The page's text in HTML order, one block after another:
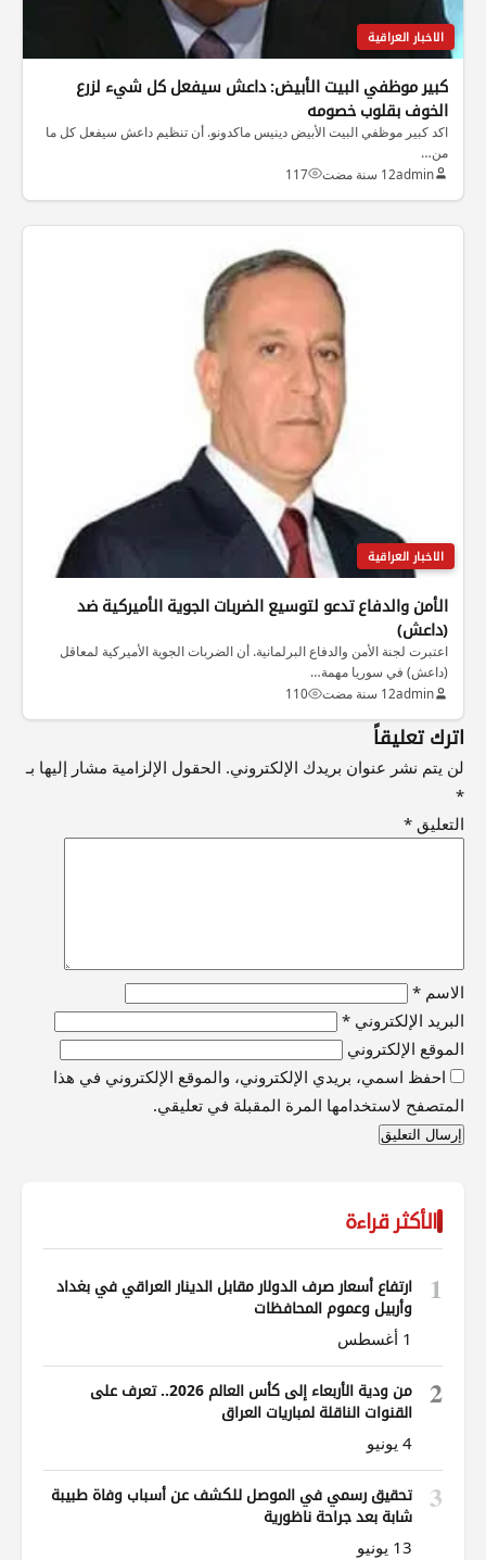
الاخبار العراقية
كبير موظفي البيت الأبيض: داعش سيفعل كل شيء لزرع
الخوف بقلوب خصومه
اكد كبير موظفي البيت الأبيض دينيس ماكدونو. أن تنظيم داعش سيفعل كل ما
من…
admin12 سنة مضت 117
الاخبار العراقية
الأمن والدفاع تدعو لتوسيع الضربات الجوية الأميركية ضد
(داعش)
اعتبرت لجنة الأمن والدفاع البرلمانية. أن الضربات الجوية الأميركية لمعاقل
(داعش) في سوريا مهمة…
admin12 سنة مضت 110
اترك تعليقاً
لن يتم نشر عنوان بريدك الإلكتروني. الحقول الإلزامية مشار إليها بـ
*
التعليق *
الاسم *
البريد الإلكتروني *
الموقع الإلكتروني
احفظ اسمي، بريدي الإلكتروني، والموقع الإلكتروني في هذا
المتصفح لاستخدامها المرة المقبلة في تعليقي.
الأكثر قراءة
1
ارتفاع أسعار صرف الدولار مقابل الدينار العراقي في بغداد
وأربيل وعموم المحافظات
1 أغسطس
2
من ودية الأربعاء إلى كأس العالم 2026.. تعرف على
القنوات الناقلة لمباريات العراق
4 يونيو
3
تحقيق رسمي في الموصل للكشف عن أسباب وفاة طبيبة
شابة بعد جراحة ناظورية
13 يونيو